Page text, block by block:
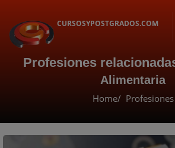
CURSOSYPOSTGRADOS.COM
Profesiones
Alimentaria
Home Profesiones